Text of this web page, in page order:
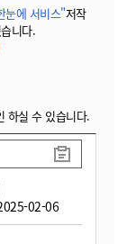
눈에 서비스"저작
니다.
하실 수 있습니다.
02-06